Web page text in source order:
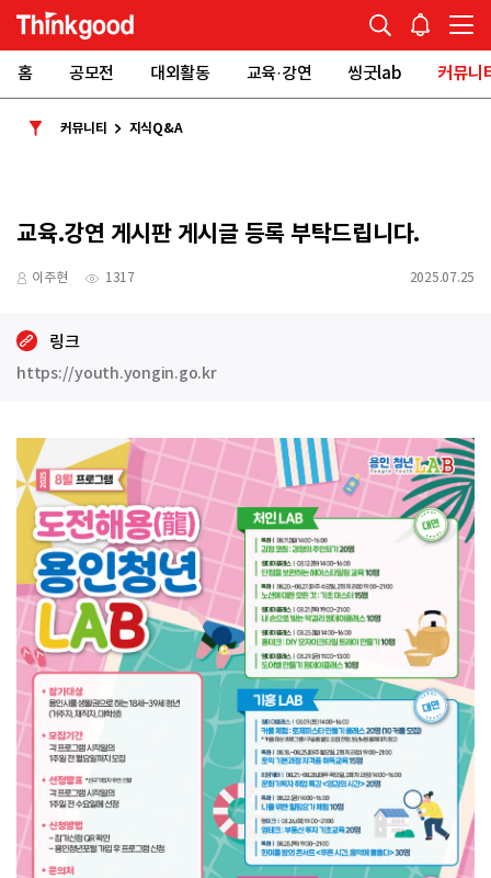
홈 공모전 대외활동 교육·강연 씽굿lab 커뮤니
커뮤니티 지식Q&A
교육.강연 게시판 게시글 등록 부탁드립니다.
이주현 1317 2025.07.25
링크
https://youth.yongin.go.kr